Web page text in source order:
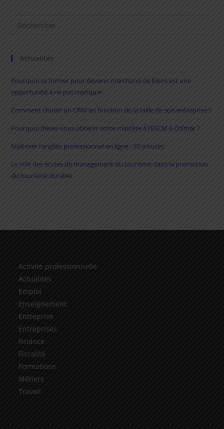
Rechercher
siteActualités
Pourquoi se former pour devenir marchand de biens est une
opportunité à ne pas manquer
Comment choisir un CRM en fonction de la taille de son entreprise ?
Pourquoi devez-vous obtenir votre mastère à l’ESCM à Colmar ?
Maîtriser l’anglais professionnel en ligne : 10 astuces
Le rôle des écoles de management du tourisme dans la promotion
du tourisme durable
Activité professionnelle
Actualités
Emploi
Enseignement
Entreprise
Entreprises
Finance
Fiscalité
Formations
Métiers
Travail